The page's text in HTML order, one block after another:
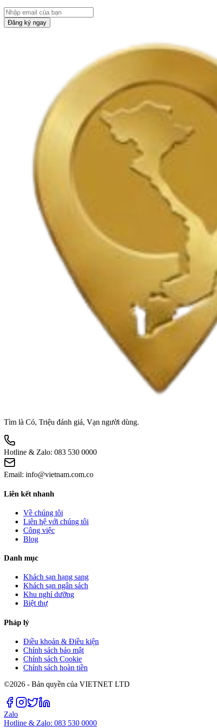
Đăng ký ngay
Tìm là Có, Triệu đánh giá, Vạn người dùng.
Hotline & Zalo: 083 530 0000
Email: info@vietnam.com.co
Liên kết nhanh
Về chúng tôi
Liên hệ với chúng tôi
Công việc
Blog
Danh mục
Khách sạn hạng sang
Khách sạn ngân sách
Khu nghỉ dưỡng
Biệt thự
Pháp lý
Điều khoản & Điều kiện
Chính sách bảo mật
Chính sách Cookie
Chính sách hoàn tiền
©2026 - Bản quyền của VIETNET LTD
Zalo
Hotline & Zalo: 083 530 0000